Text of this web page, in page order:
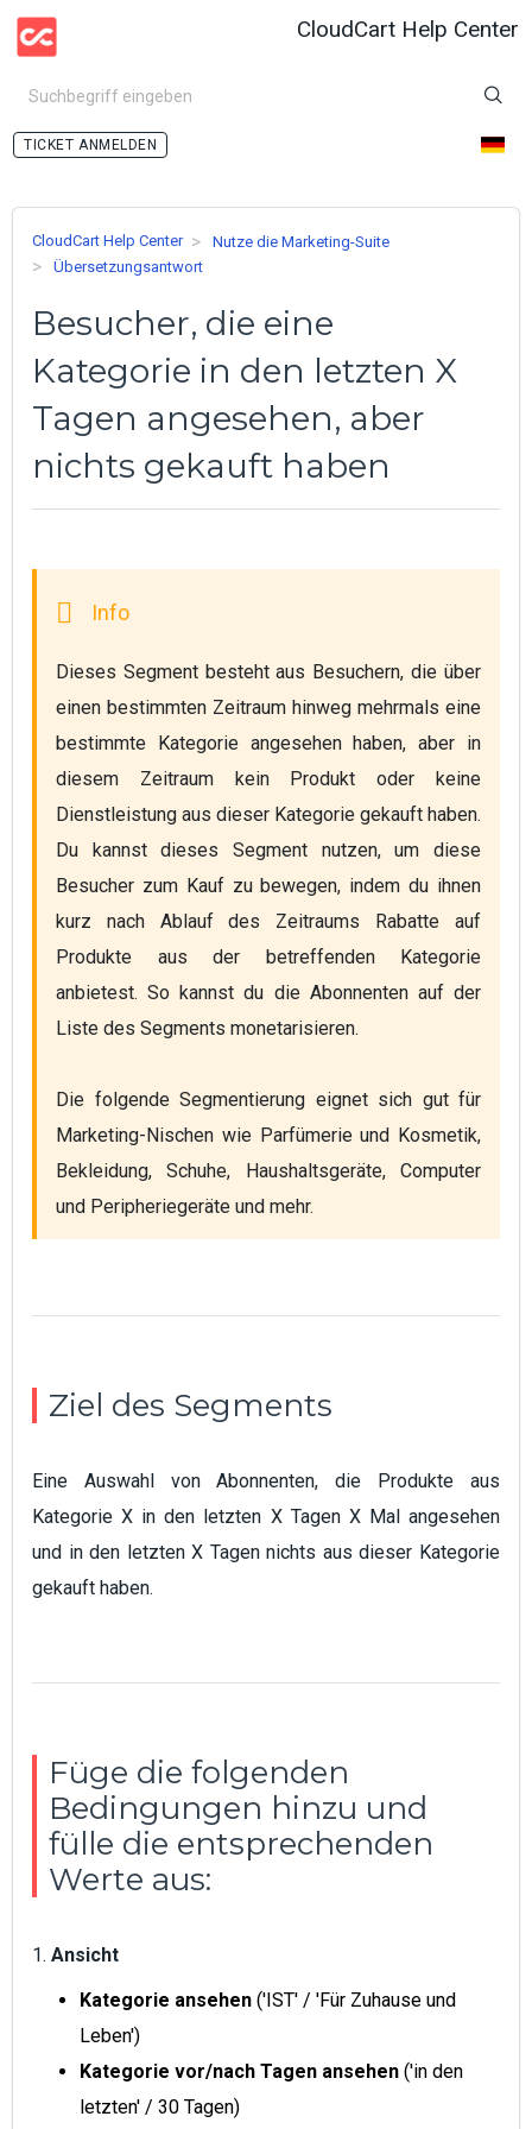
CloudCart Help Center
ANMELDEN
CloudCart Help Center
Nutze die Marketing-Suite
Übersetzungsantwort
Besucher, die eine
Kategorie in den letzten X
Tagen angesehen, aber
nichts gekauft haben
Dieses Segment besteht aus Besuchern, die über
einen bestimmten Zeitraum hinweg mehrmals eine
bestimmte Kategorie angesehen haben, aber in
diesem Zeitraum kein Produkt oder keine
Dienstleistung aus dieser Kategorie gekauft haben.
Du kannst dieses Segment nutzen, um diese
Besucher zum Kauf zu bewegen, indem du ihnen
kurz nach Ablauf des Zeitraums Rabatte auf
Produkte aus der betreffenden Kategorie
anbietest. So kannst du die Abonnenten auf der
Liste des Segments monetarisieren.
Die folgende Segmentierung eignet sich gut für
Marketing-Nischen wie Parfümerie und Kosmetik,
Bekleidung, Schuhe, Haushaltsgeräte, Computer
und Peripheriegeräte und mehr.
Ziel des Segments
Eine Auswahl von Abonnenten, die Produkte aus
Kategorie X in den letzten X Tagen X Mal angesehen
und in den letzten X Tagen nichts aus dieser Kategorie
gekauft haben.
Füge die folgenden
Bedingungen hinzu und
fülle die entsprechenden
Werte aus:
1. Ansicht
Kategorie ansehen ('IST' / 'Für Zuhause und
Leben')
Kategorie vor/nach Tagen ansehen ('in den
letzten' / 30 Tagen)